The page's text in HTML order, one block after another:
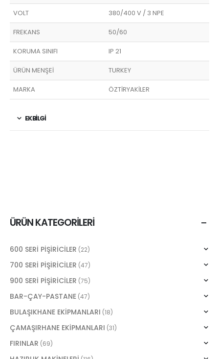
VOLT 380/400 V / 3 NPE
FREKANS 50/60
KORUMA SINIFI IP 21
ÜRÜN MENŞEİ TURKEY
MARKA ÖZTİRYAKİLER
EK BILGI
ÜRÜN KATEGORILERI
600 SERİ PİŞİRİCİLER (22)
700 SERİ PİŞİRİCİLER (47)
900 SERİ PİŞİRİCİLER (75)
BAR-ÇAY-PASTANE (47)
BULAŞIKHANE EKİPMANLARI (18)
ÇAMAŞIRHANE EKİPMANLARI (31)
FIRINLAR (69)